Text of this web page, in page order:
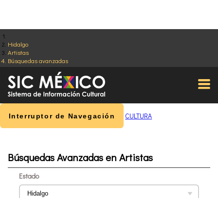
Hidalgo
Artistas
Búsquedas avanzadas
Interruptor de Navegación CULTURA
Búsquedas Avanzadas en Artistas
Estado